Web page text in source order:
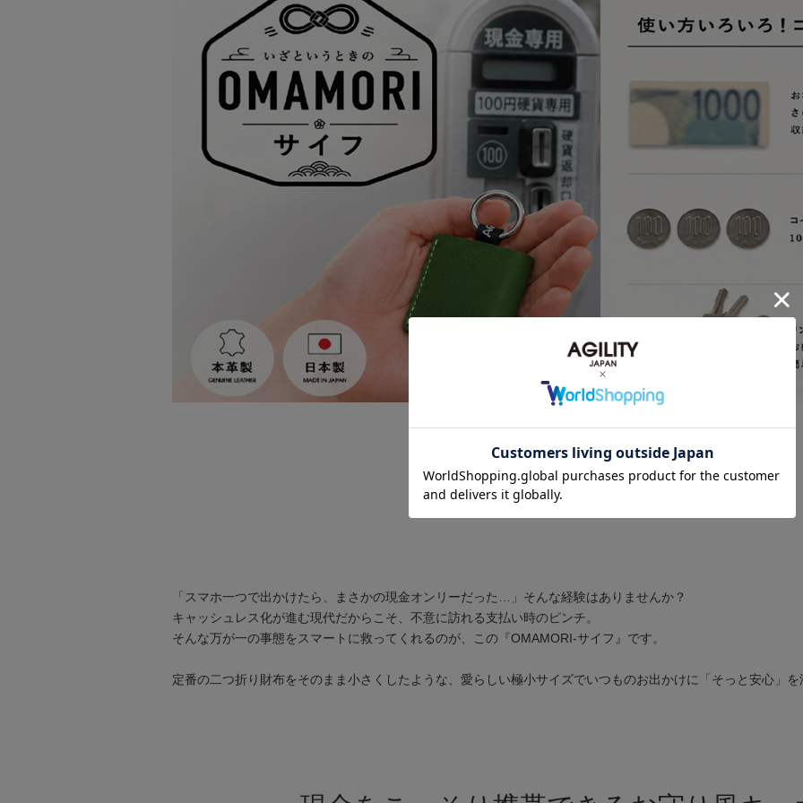
※ 着用イメージはコルトレーン(革名)を使用しています。※
「スマホ一つで出かけたら、まさかの現金オンリーだった…」そんな経験はありませんか？
キャッシュレス化が進む現代だからこそ、不意に訪れる支払い時のピンチ。
そんな万が一の事態をスマートに救ってくれるのが、この『OMAMORI-サイフ』です。
定番の二つ折り財布をそのまま小さくしたような、愛らしい極小サイズでいつものお出かけに「そっと安心」を